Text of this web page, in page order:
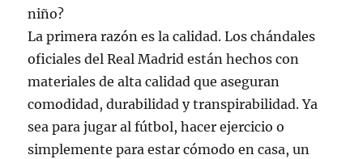
niño?
La primera razón es la calidad. Los chándales
oficiales del Real Madrid están hechos con
materiales de alta calidad que aseguran
comodidad, durabilidad y transpirabilidad. Ya
sea para jugar al fútbol, hacer ejercicio o
simplemente para estar cómodo en casa, un